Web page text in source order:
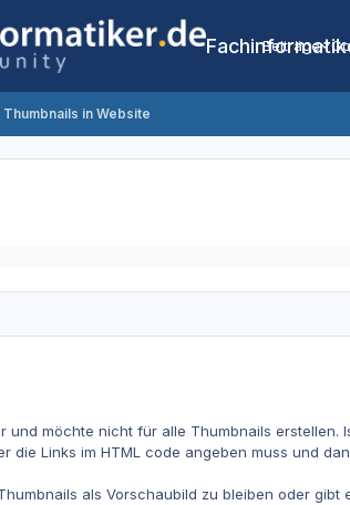
Beiträge
Thumbnails in Website
und möchte nicht für alle Thumbnails erstellen.
die Links im HTML code angeben muss und
als Vorschaubild zu bleiben oder